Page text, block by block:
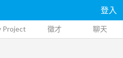
登入
Project 徵才 聊天